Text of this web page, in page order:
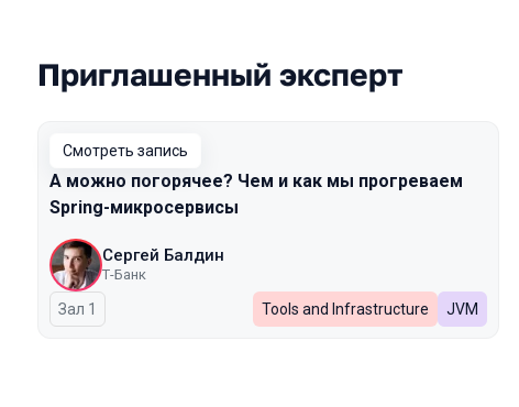
Приглашенный эксперт
Смотреть запись
А можно погорячее? Чем и как мы прогреваем
Spring-микросервисы
Сергей Балдин
Т-Банк
Зал 1 Tools and Infrastructure JVM